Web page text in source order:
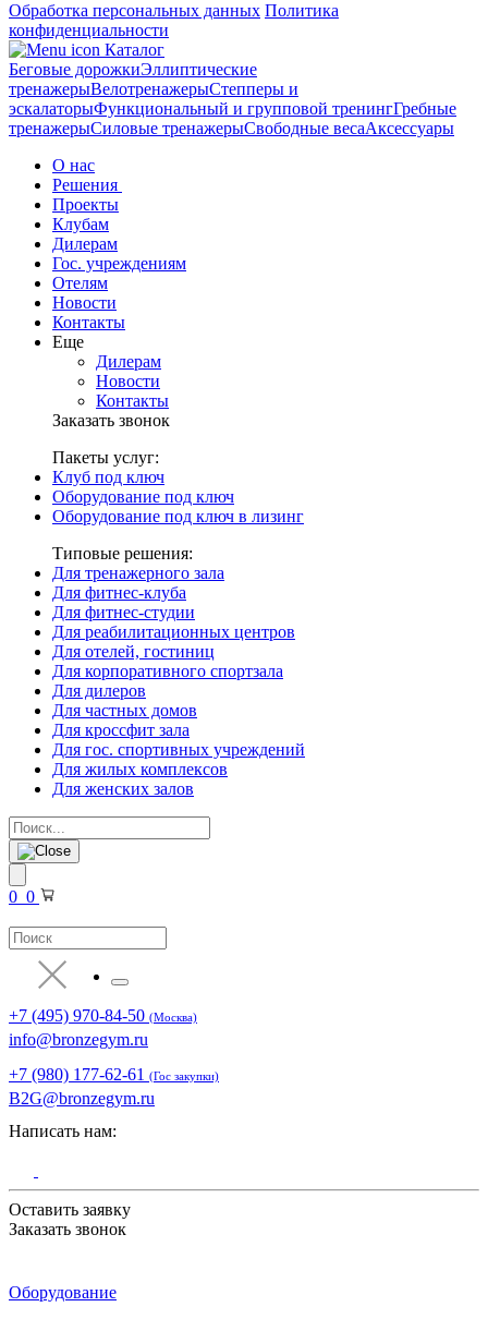
Обработка персональных данных Политика
конфиденциальности
Каталог
Беговые дорожкиЭллиптические
тренажерыВелотренажерыСтепперы и
эскалаторыФункциональный и групповой тренингГребные
тренажерыСиловые тренажерыСвободные весаАксессуары
О нас
Решения
Проекты
Клубам
Дилерам
Гос. учреждениям
Отелям
Новости
Контакты
Еще
Дилерам
Новости
Контакты
Заказать звонок
Пакеты услуг:
Клуб под ключ
Оборудование под ключ
Оборудование под ключ в лизинг
Типовые решения:
Для тренажерного зала
Для фитнес-клуба
Для фитнес-студии
Для реабилитационных центров
Для отелей, гостиниц
Для корпоративного спортзала
Для дилеров
Для частных домов
Для кроссфит зала
Для гос. спортивных учреждений
Для жилых комплексов
Для женских залов
0 0
+7 (495) 970-84-50 (Москва)
info@bronzegym.ru
+7 (980) 177-62-61 (Гос закупки)
B2G@bronzegym.ru
Написать нам:
Оставить заявку
Заказать звонок
Оборудование